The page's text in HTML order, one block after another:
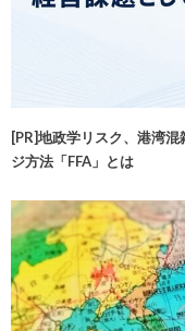
[PR]地政学リスク、港湾
ジ方法「FFA」とは